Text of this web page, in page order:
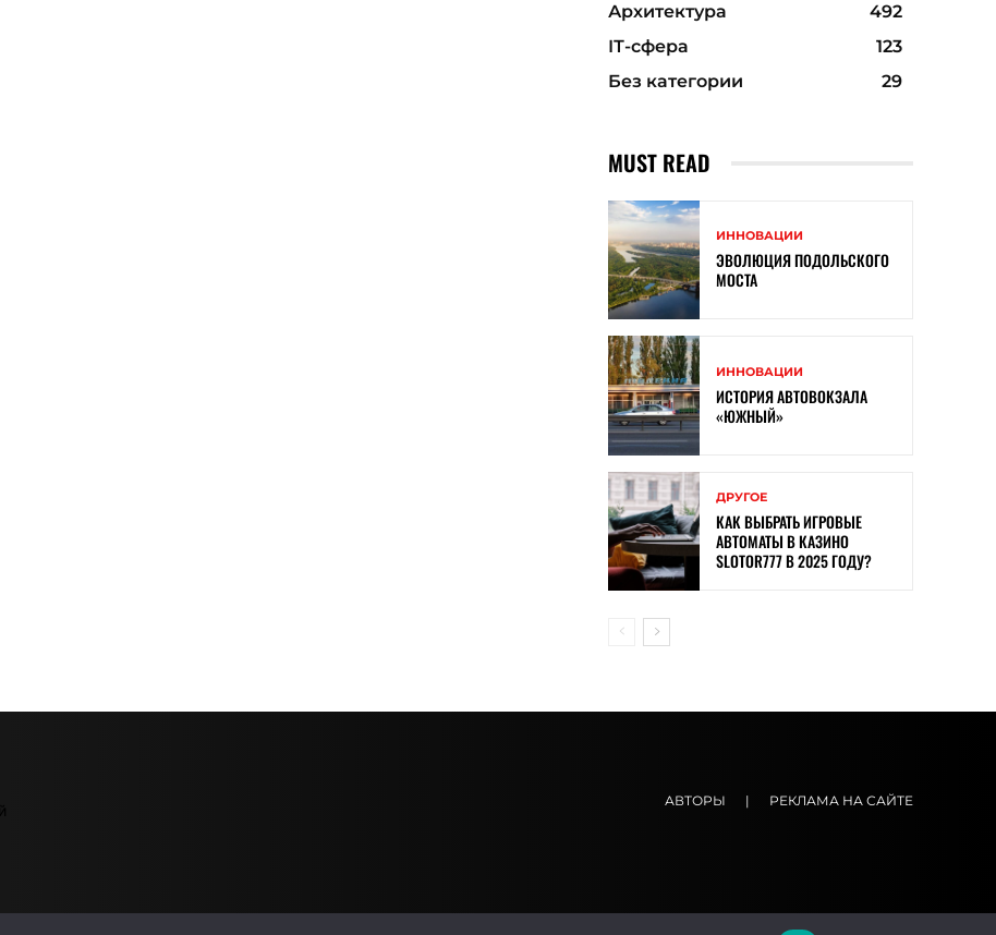
Архитектура
492
ІТ-сфера
123
Без категории
29
MUST READ
ИННОВАЦИИ
ЭВОЛЮЦИЯ ПОДОЛЬСКОГО
МОСТА
ИННОВАЦИИ
ИСТОРИЯ АВТОВОКЗАЛА
«ЮЖНЫЙ»
ДРУГОЕ
КАК ВЫБРАТЬ ИГРОВЫЕ
АВТОМАТЫ В КАЗИНО
SLOTOR777 В 2025 ГОДУ?
АВТОРЫ | РЕКЛАМА НА САЙТЕ